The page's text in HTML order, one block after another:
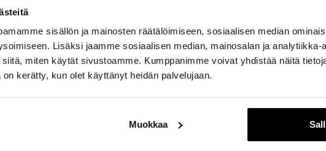
sisällön ja mainosten räätälöimiseen, sosiaalisen median
Lisäksi jaamme sosiaalisen median, mainosalan ja analytiikka-
miten käytät sivustoamme. Kumppanimme voivat yhdistää näitä
kerätty, kun olet käyttänyt heidän palvelujaan.
Muokkaa